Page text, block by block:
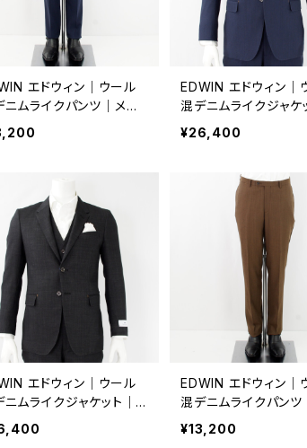
エドウィン｜ウール
ニムライクパンツ｜メン
ジネス 通年 k80176 ブ
EDWIN エドウィン｜
混デニムライクジャケ
ンズ ビジネス 通年
ブルー
¥26,400
エドウィン｜ウール
ニムライクジャケット｜メ
ビジネス 通年 k80175
ク
EDWIN エドウィン｜
混デニムライクパンツ
ズ ビジネス 通年
ラウン
¥13,200